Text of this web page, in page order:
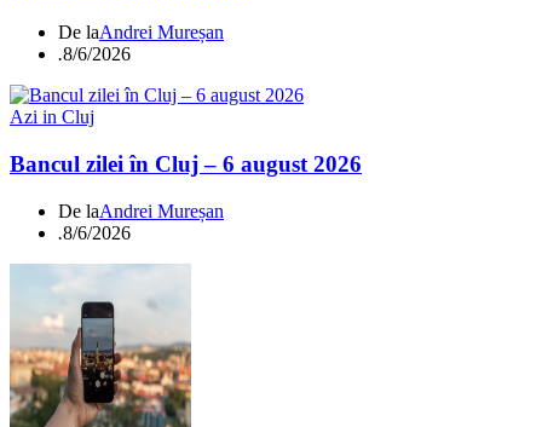
De laAndrei Mureșan
.8/6/2026
Azi in Cluj
Bancul zilei în Cluj – 6 august 2026
De laAndrei Mureșan
.8/6/2026